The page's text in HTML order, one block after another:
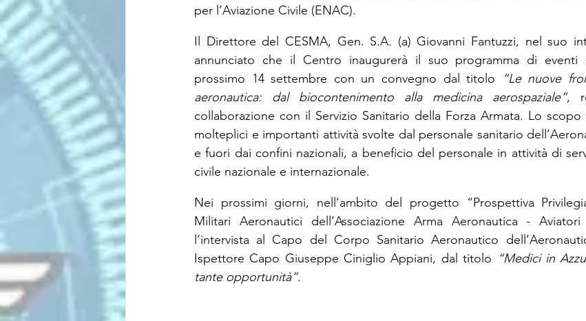
per l’Aviazione Civile (ENAC).
Il Direttore del CESMA, Gen. S.A. (a) Giovanni Fantuzzi, nel suo
annunciato che il Centro inaugurerà il suo programma di eventi
prossimo 14 settembre con un convegno dal titolo
“Le nuove
aeronautica: dal biocontenimento alla medicina aerospaziale”,
collaborazione con il Servizio Sanitario della Forza Armata. Lo
molteplici e importanti attività svolte dal personale sanitario
e fuori dai confini nazionali, a beneficio del personale in attività di
civile nazionale e internazionale.
Nei prossimi giorni, nell’ambito del progetto “Prospettiva
Militari Aeronautici dell’Associazione Arma Aeronautica - Aviatori
l’intervista al Capo del Corpo Sanitario Aeronautico
Ispettore Capo Giuseppe Ciniglio Appiani, dal titolo “Medici in
tante opportunità”.